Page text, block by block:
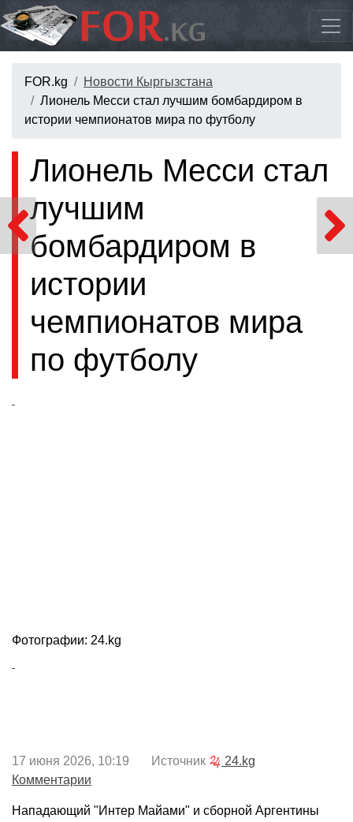
FOR.kg
Новости Кыргызстана
Лионель Месси стал лучшим бомбардиром в
истории чемпионатов мира по футболу
Лионель Месси стал
лучшим
бомбардиром в
истории
чемпионатов мира
по футболу
Фотографии: 24.kg
17 июня 2026, 10:19 Источник
24.kg
Комментарии
Нападающий "Интер Майами" и сборной Аргентины